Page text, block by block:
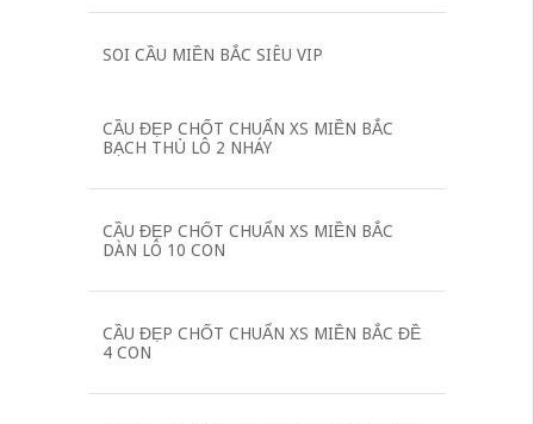
SOI CẦU MIỀN BẮC SIÊU VIP
CẦU ĐẸP CHỐT CHUẨN XS MIỀN BẮC
BẠCH THỦ LÔ 2 NHÁY
CẦU ĐẸP CHỐT CHUẨN XS MIỀN BẮC
DÀN LÔ 10 CON
CẦU ĐẸP CHỐT CHUẨN XS MIỀN BẮC ĐỀ
4 CON